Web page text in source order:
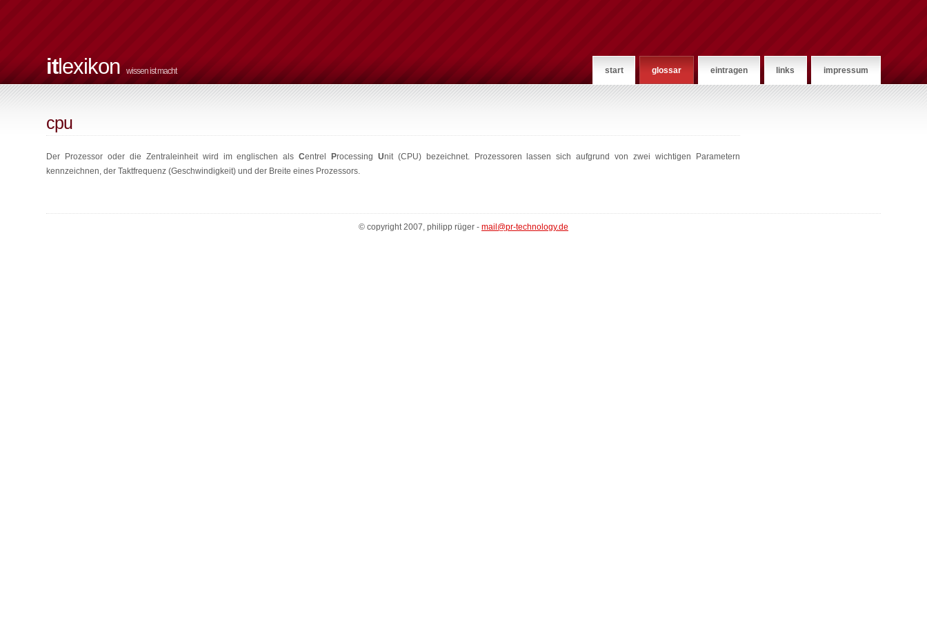
itlexikon wissen ist macht start glossar eintragen links impressum
cpu
Der Prozessor oder die Zentraleinheit wird im englischen alsCentrelProcessing Unit (CPU) bezeichnet. Prozessoren lassen sich aufgrund von zwei wichtigen Parametern
kennzeichnen, der Taktfrequenz (Geschwindigkeit) und der Breite eines Prozessors.
© copyright 2007, philipp rüger - mail@pr-technology.de